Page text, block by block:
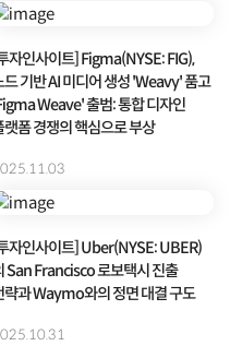
자인사이트] Figma(NYSE: FIG),
드 기반 AI 미디어 생성 'Weavy' 품고
Weave' 출범: 통합 디자인
랫폼 경쟁의 핵심으로 부상
자인사이트] Uber(NYSE: UBER)
San Francisco 로보택시 진출
략과 Waymo와의 정면 대결 구도